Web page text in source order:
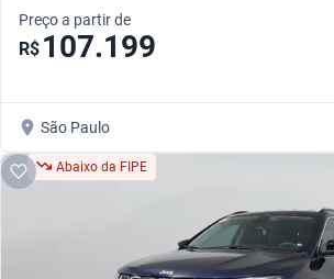
Preço a partir de
R$ 107.199
São Paulo
Abaixo da FIPE